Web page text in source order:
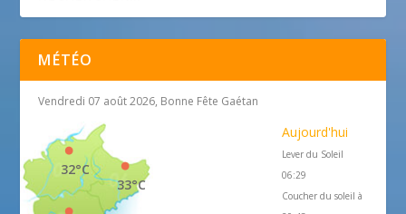
MÉTÉO
Vendredi 07 août 2026, Bonne Fête Gaétan
33°C
32°C
Aujourd'hui
Lever du Soleil
06:29
Coucher du soleil à